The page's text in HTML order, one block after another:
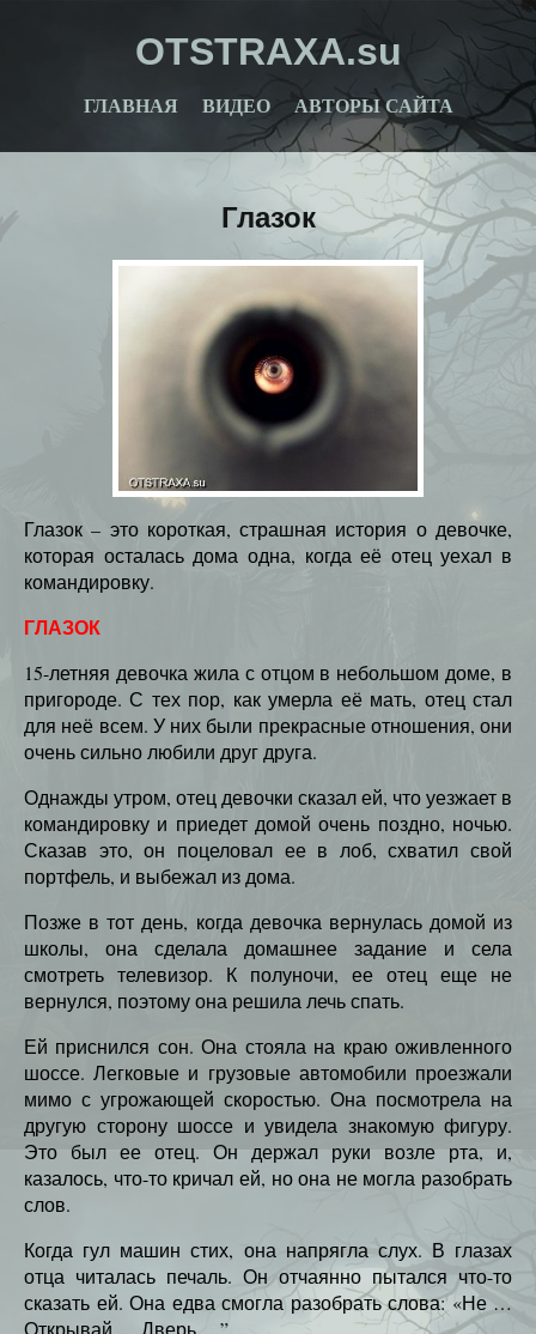
OTSTRAXA.su
ГЛАВНАЯ ВИДЕО АВТОРЫ САЙТА
Глазок
Глазок – это короткая, страшная история о девочке,
которая осталась дома одна, когда её отец уехал в
командировку.
ГЛАЗОК
15-летняя девочка жила с отцом в небольшом доме, в
пригороде. С тех пор, как умерла её мать, отец стал
для неё всем. У них были прекрасные отношения, они
очень сильно любили друг друга.
Однажды утром, отец девочки сказал ей, что уезжает в
командировку и приедет домой очень поздно, ночью.
Сказав это, он поцеловал ее в лоб, схватил свой
портфель, и выбежал из дома.
Позже в тот день, когда девочка вернулась домой из
школы, она сделала домашнее задание и села
смотреть телевизор. К полуночи, ее отец еще не
вернулся, поэтому она решила лечь спать.
Ей приснился сон. Она стояла на краю оживленного
шоссе. Легковые и грузовые автомобили проезжали
мимо с угрожающей скоростью. Она посмотрела на
другую сторону шоссе и увидела знакомую фигуру.
Это был ее отец. Он держал руки возле рта, и,
казалось, что-то кричал ей, но она не могла разобрать
слов.
Когда гул машин стих, она напрягла слух. В глазах
отца читалась печаль. Он отчаянно пытался что-то
сказать ей. Она едва смогла разобрать слова: «Не …
Открывай … Дверь …”